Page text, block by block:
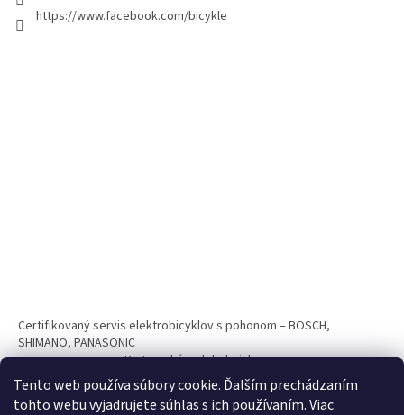
Tento web používa súbory cookie. Ďalším prechádzaním
tohto webu vyjadrujete súhlas s ich používaním. Viac
https://www.facebook.com/bicykle
Certifikovaný servis elektrobicyklov s pohonom – BOSCH,
SHIMANO, PANASONIC
Partnerský web hokejshop.eu